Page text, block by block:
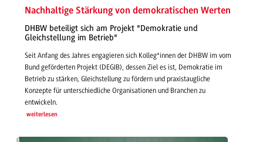
Nachhaltige Stärkung von demokratischen Werten
DHBW beteiligt sich am Projekt "Demokratie und
Gleichstellung im Betrieb"
Seit Anfang des Jahres engagieren sich Kolleg*innen der DHBW im vom
Bund geförderten Projekt (DEGIB), dessen Ziel es ist, Demokratie im
Betrieb zu stärken, Gleichstellung zu fördern und praxistaugliche
Konzepte für unterschiedliche Organisationen und Branchen zu
entwickeln.
weiterlesen